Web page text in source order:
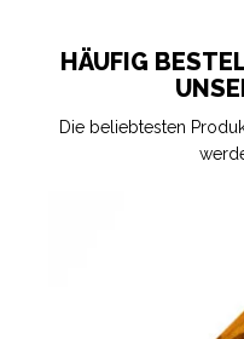
HÄUFIG
Die beliebtesten